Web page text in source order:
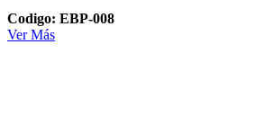
Codigo: EBP-008
Ver Más